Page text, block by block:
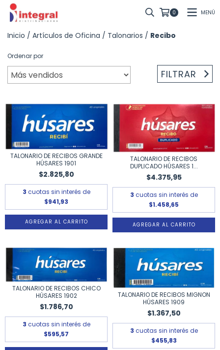
0 MENÚ
Inicio / Artículos de Oficina / Talonarios / Recibo
Ordenar por
FILTRAR
TALONARIO DE RECIBOS GRANDE
HÚSARES 1901
$2.825,80
3 cuotas sin interés de
$941,93
TALONARIO DE RECIBOS
DUPLICADO HÚSARES 1...
$4.375,95
3 cuotas sin interés de
$1.458,65
TALONARIO DE RECIBOS CHICO
HÚSARES 1902
$1.786,70
3 cuotas sin interés de
$595,57
TALONARIO DE RECIBOS MIGNON
HÚSARES 1909
$1.367,50
3 cuotas sin interés de
$455,83